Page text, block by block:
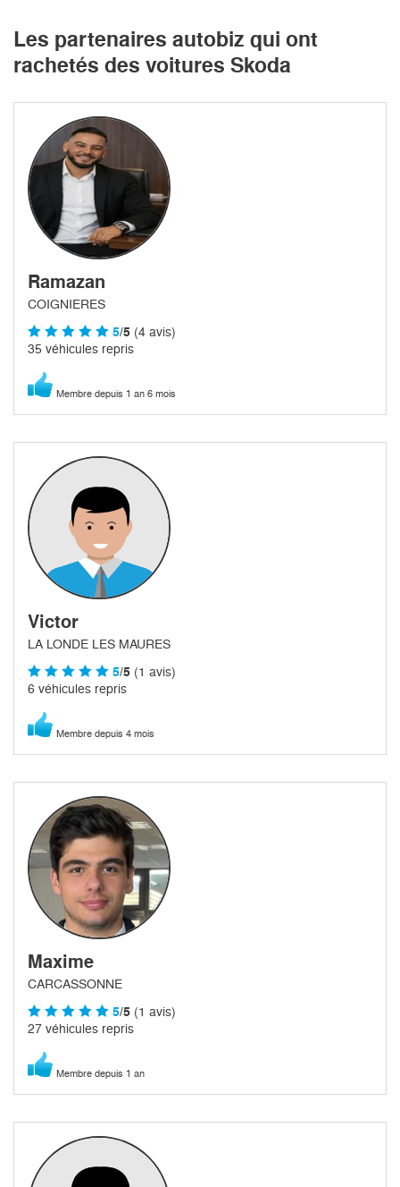
Les partenaires autobiz qui ont
rachetés des voitures Skoda
Ramazan
COIGNIERES
5/5 (4 avis)
35 véhicules repris
Membre depuis 1 an 6 mois
Victor
LA LONDE LES MAURES
5/5 (1 avis)
6 véhicules repris
Membre depuis 4 mois
Maxime
CARCASSONNE
5/5 (1 avis)
27 véhicules repris
Membre depuis 1 an